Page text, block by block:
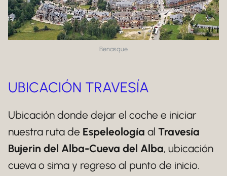
Benasque
UBICACIÓN TRAVESÍA
Ubicación donde dejar el coche e iniciar
nuestra ruta de Espeleología al Travesía
Bujerin del Alba-Cueva del Alba, ubicación
cueva o sima y regreso al punto de inicio.